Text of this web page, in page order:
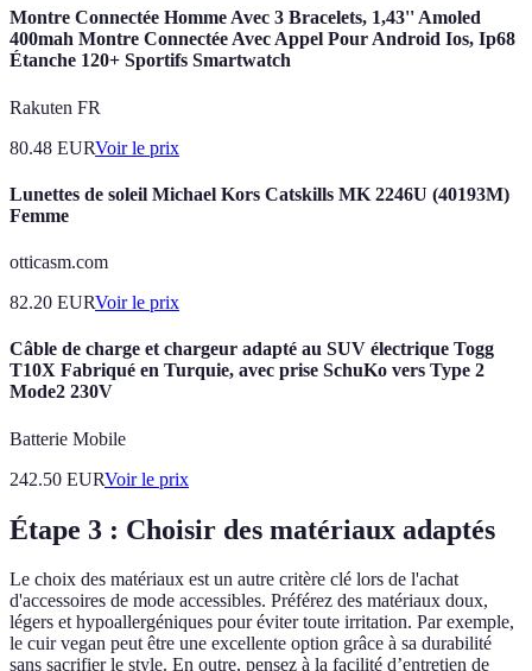
Montre Connectée Homme Avec 3 Bracelets, 1,43'' Amoled
400mah Montre Connectée Avec Appel Pour Android Ios, Ip68
Étanche 120+ Sportifs Smartwatch
Rakuten FR
80.48 EURVoir le prix
Lunettes de soleil Michael Kors Catskills MK 2246U (40193M)
Femme
otticasm.com
82.20 EURVoir le prix
Câble de charge et chargeur adapté au SUV électrique Togg
T10X Fabriqué en Turquie, avec prise SchuKo vers Type 2
Mode2 230V
Batterie Mobile
242.50 EURVoir le prix
Étape 3 : Choisir des matériaux adaptés
Le choix des matériaux est un autre critère clé lors de l'achat
d'accessoires de mode accessibles. Préférez des matériaux doux,
légers et hypoallergéniques pour éviter toute irritation. Par exemple,
le cuir vegan peut être une excellente option grâce à sa durabilité
sans sacrifier le style. En outre, pensez à la facilité d’entretien de